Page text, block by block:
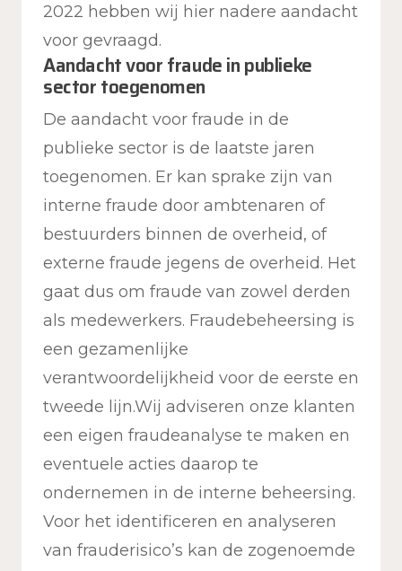
2022 hebben wij hier nadere aandacht
voor gevraagd.
Aandacht voor fraude in publieke
sector toegenomen
De aandacht voor fraude in de
publieke sector is de laatste jaren
toegenomen. Er kan sprake zijn van
interne fraude door ambtenaren of
bestuurders binnen de overheid, of
externe fraude jegens de overheid. Het
gaat dus om fraude van zowel derden
als medewerkers. Fraudebeheersing is
een gezamenlijke
verantwoordelijkheid voor de eerste en
tweede lijn.Wij adviseren onze klanten
een eigen fraudeanalyse te maken en
eventuele acties daarop te
ondernemen in de interne beheersing.
Voor het identificeren en analyseren
van frauderisico’s kan de zogenoemde